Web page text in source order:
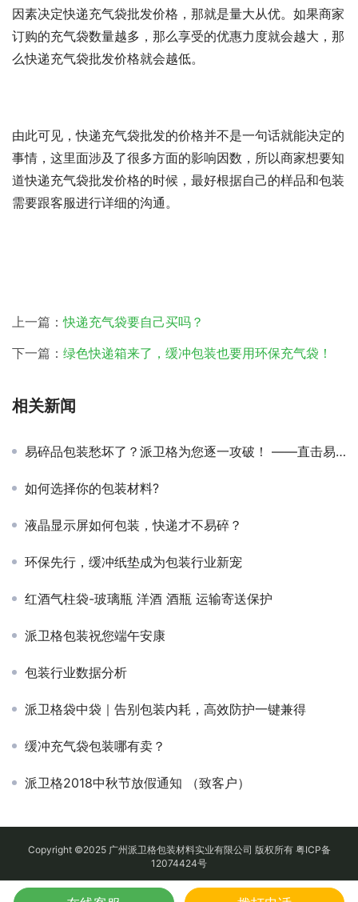
因素决定快递充气袋批发价格，那就是量大从优。如果商家
订购的充气袋数量越多，那么享受的优惠力度就会越大，那
么快递充气袋批发价格就会越低。
由此可见，快递充气袋批发的价格并不是一句话就能决定的
事情，这里面涉及了很多方面的影响因数，所以商家想要知
道快递充气袋批发价格的时候，最好根据自己的样品和包装
需要跟客服进行详细的沟通。
上一篇：快递充气袋要自己买吗？
下一篇： 绿色快递箱来了，缓冲包装也要用环保充气袋！
相关新闻
易碎品包装愁坏了？派卫格为您逐一攻破！ ——直击易碎品包装痛点，解锁高效打包秘籍
如何选择你的包装材料?
液晶显示屏如何包装，快递才不易碎？
环保先行，缓冲纸垫成为包装行业新宠
红酒气柱袋-玻璃瓶 洋酒 酒瓶 运输寄送保护
派卫格包装祝您端午安康
包装行业数据分析
派卫格袋中袋｜告别包装内耗，高效防护一键兼得
缓冲充气袋包装哪有卖？
派卫格2018中秋节放假通知 （致客户）
Copyright ©2025 广州派卫格包装材料实业有限公司 版权所有 粤ICP备
12074424号